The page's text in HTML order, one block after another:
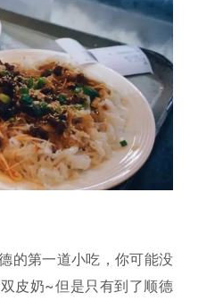
的第一道小吃，你可能没
皮奶~但是只有到了顺德